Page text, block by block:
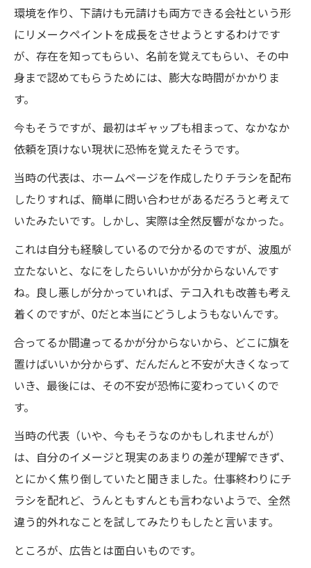
環境を作り、下請けも元請けも両方できる会社という形
にリメークペイントを成長をさせようとするわけです
が、存在を知ってもらい、名前を覚えてもらい、その中
身まで認めてもらうためには、膨大な時間がかかりま
す。
今もそうですが、最初はギャップも相まって、なかなか
依頼を頂けない現状に恐怖を覚えたそうです。
当時の代表は、ホームページを作成したりチラシを配布
したりすれば、簡単に問い合わせがあるだろうと考えて
いたみたいです。しかし、実際は全然反響がなかった。
これは自分も経験しているので分かるのですが、波風が
立たないと、なにをしたらいいかが分からないんです
ね。良し悪しが分かっていれば、テコ入れも改善も考え
着くのですが、0だと本当にどうしようもないんです。
合ってるか間違ってるかが分からないから、どこに旗を
置けばいいか分からず、だんだんと不安が大きくなって
いき、最後には、その不安が恐怖に変わっていくので
す。
当時の代表（いや、今もそうなのかもしれませんが）
は、自分のイメージと現実のあまりの差が理解できず、
とにかく焦り倒していたと聞きました。仕事終わりにチ
ラシを配れど、うんともすんとも言わないようで、全然
違う的外れなことを試してみたりもしたと言います。
ところが、広告とは面白いものです。